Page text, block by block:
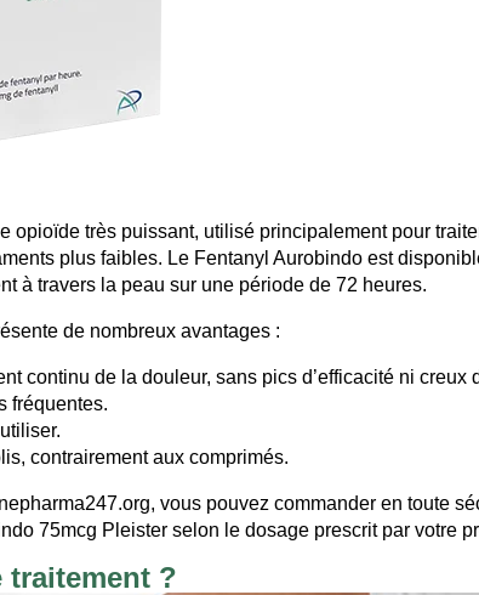
opioïde très puissant, utilisé principalement pour
plus faibles. Le Fentanyl Aurobindo est
à travers la peau sur une période de 72 heures.
de nombreux avantages :
continu de la douleur, sans pics d’efficacité ni creux
fréquentes.
contrairement aux comprimés.
vous pouvez commander en toute
75mcg Pleister selon le dosage prescrit par votre
traitement ?